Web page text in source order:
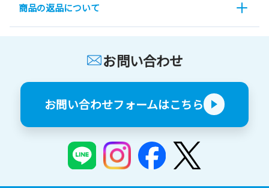
商品の返品について
お問い合わせ
お問い合わせフォームはこちら